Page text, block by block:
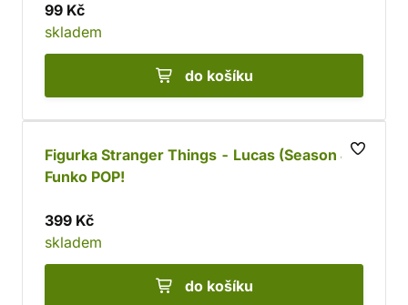
99 Kč
skladem
do košíku
Figurka Stranger Things - Lucas (Season 4)
Funko POP!
399 Kč
skladem
do košíku